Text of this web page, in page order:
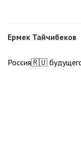
Ермек Тайчибеков
Россия🇷🇺